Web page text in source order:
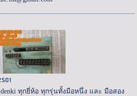
denki ทุกยี่ห้อ ทุกรุ่นทั้งมือหนึ่ง และ มือสอง